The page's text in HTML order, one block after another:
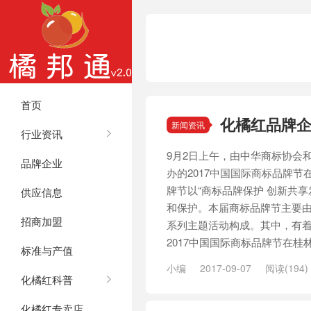
首页
行业资讯
品牌企业
供应信息
招商加盟
标准与产值
化橘红科普
新闻资讯 化橘红品牌
9月2日上午，由中华商标协会
办的2017中国国际商标品牌节
牌节以“商标品牌保护 创新共
和保护。本届商标品牌节主要
系列主题活动构成。其中，有
2017中国国际商标品牌节在桂
小编 2017-09-07 阅读(194)